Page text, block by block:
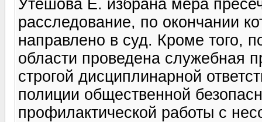
Утешова Е. избрана мера
расследование, по окончании
направлено в суд. Кроме того,
области проведена служебная
строгой дисциплинарной
полиции общественной
профилактической работы с